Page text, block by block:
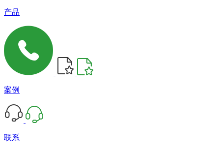
产品
案例
联系